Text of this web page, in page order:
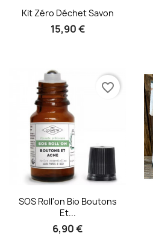
Aperçu rapide
Kit Zéro Déchet Savon
15,90 €
Aperçu rapide
SOS Roll'on Bio Boutons
Et...
6,90 €
favorite_border